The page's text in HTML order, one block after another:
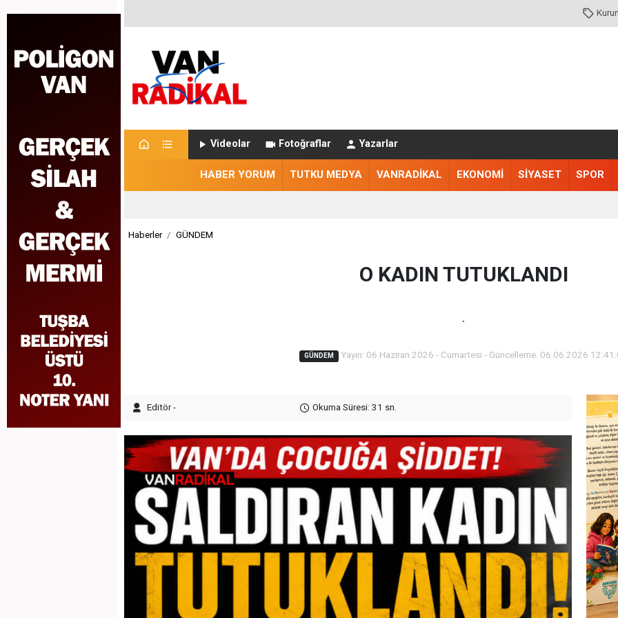
Videolar Fotoğraflar Yazarlar
HABER YORUM TUTKU MEDYA VANRADİKAL EKONOMİ SİYASET SPOR
Haberler GÜNDEM
O KADIN TUTUKLANDI
.
GÜNDEM Yayın: 06 Haziran 2026 - Cumartesi - Güncelleme: 06.06.2026
Editör - Okuma Süresi: 31 sn.